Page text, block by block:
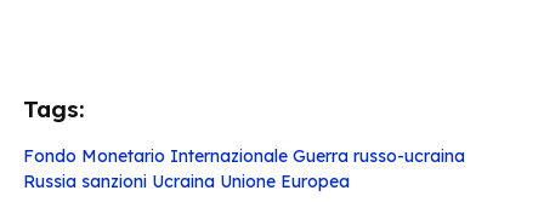
Tags:
Fondo Monetario Internazionale Guerra russo-ucraina
Russia sanzioni Ucraina Unione Europea